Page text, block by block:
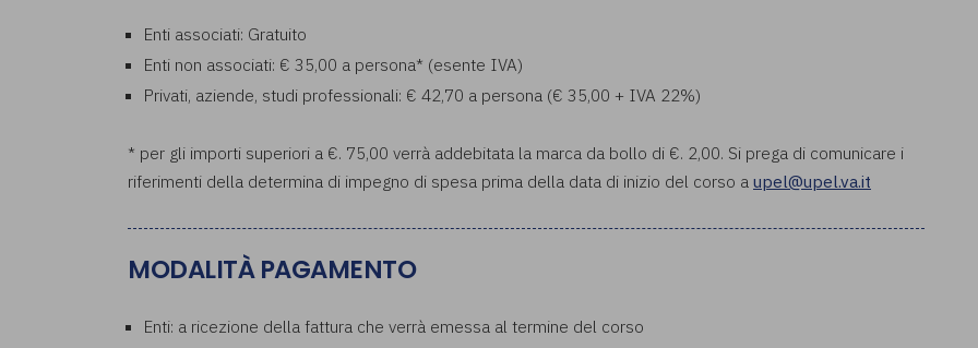
Enti associati: Gratuito
Enti non associati: € 35,00 a persona* (esente IVA)
Privati, aziende, studi professionali: € 42,70 a persona (€ 35,00 + IVA 22%)
* per gli importi superiori a €. 75,00 verrà addebitata la marca da bollo di €. 2,00. Si prega di comunicare i
riferimenti della determina di impegno di spesa prima della data di inizio del corso a upel@upel.va.it
MODALITÀ PAGAMENTO
Enti: a ricezione della fattura che verrà emessa al termine del corso